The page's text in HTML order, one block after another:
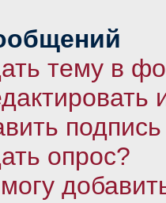
тему в
опрос?